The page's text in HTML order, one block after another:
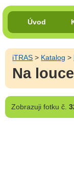
Úvod
iTRAS > Katalog >
Na
Zobrazujifotku č.